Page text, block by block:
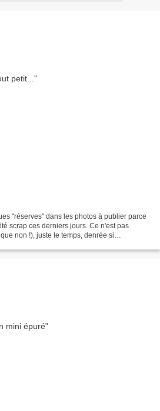
"réserves" dans les photos à publier parce
scrap ces derniers jours. Ce n'est pas
non !), juste le temps, denrée si